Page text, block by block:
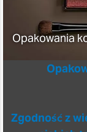
Opakowania
Zgodność z